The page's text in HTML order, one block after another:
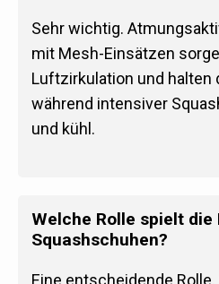
Sehr wichtig.
mit Mesh-Einsätzen
Luftzirkulation und halten
während intensiver
und kühl.
Welche Rolle spielt die
Squashschuhen?